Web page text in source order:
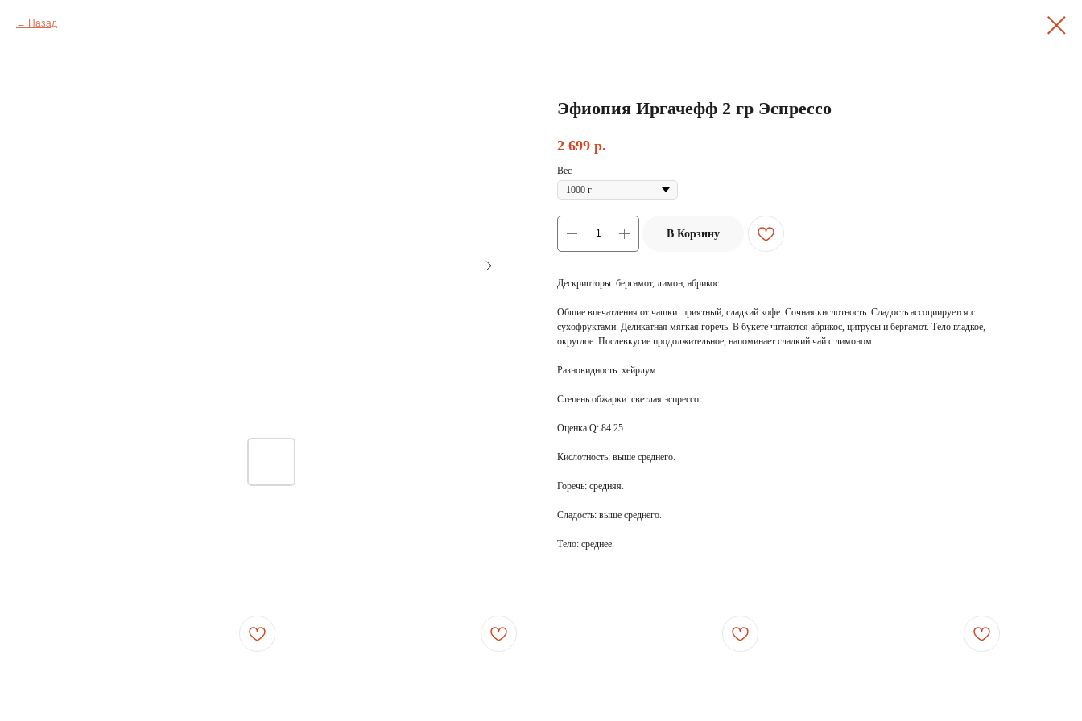
Назад
Эфиопия Иргачефф 2 гр Эспрессо
2 699 р.
Вес
В Корзину
Дескрипторы: бергамот, лимон, абрикос.
Общие впечатления от чашки: приятный, сладкий кофе. Сочная кислотность. Сладость ассоциируется с
сухофруктами. Деликатная мягкая горечь. В букете читаются абрикос, цитрусы и бергамот. Тело гладкое,
округлое. Послевкусие продолжительное, напоминает сладкий чай с лимоном.
Разновидность: хейрлум.
Степень обжарки: светлая эспрессо.
Оценка Q: 84.25.
Кислотность: выше среднего.
Горечь: средняя.
Сладость: выше среднего.
Тело: среднее.